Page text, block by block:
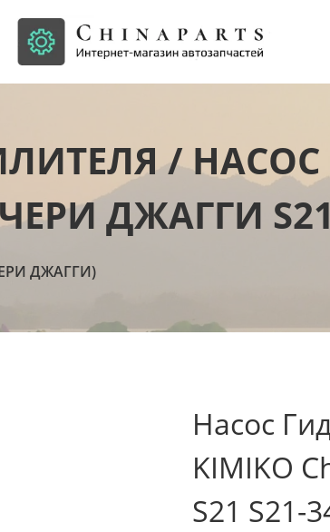
/ НАСОС
ЧЕРИ ДЖАГГИ
ДЖАГГИ)
Насос
KIMIKO
S21 S21-